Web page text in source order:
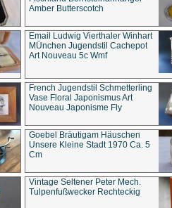
Amber Butterscotch
Email Ludwig Vierthaler Winhart
MÜnchen Jugendstil Cachepot
Art Nouveau 5c Wmf
French Jugendstil Schmetterling
Vase Floral Japonismus Art
Nouveau Japonisme Fly
Goebel Bräutigam Häuschen
Unsere Kleine Stadt 1970 Ca. 5
Cm
Vintage Seltener Peter Mech.
Tulpenfußwecker Rechteckig